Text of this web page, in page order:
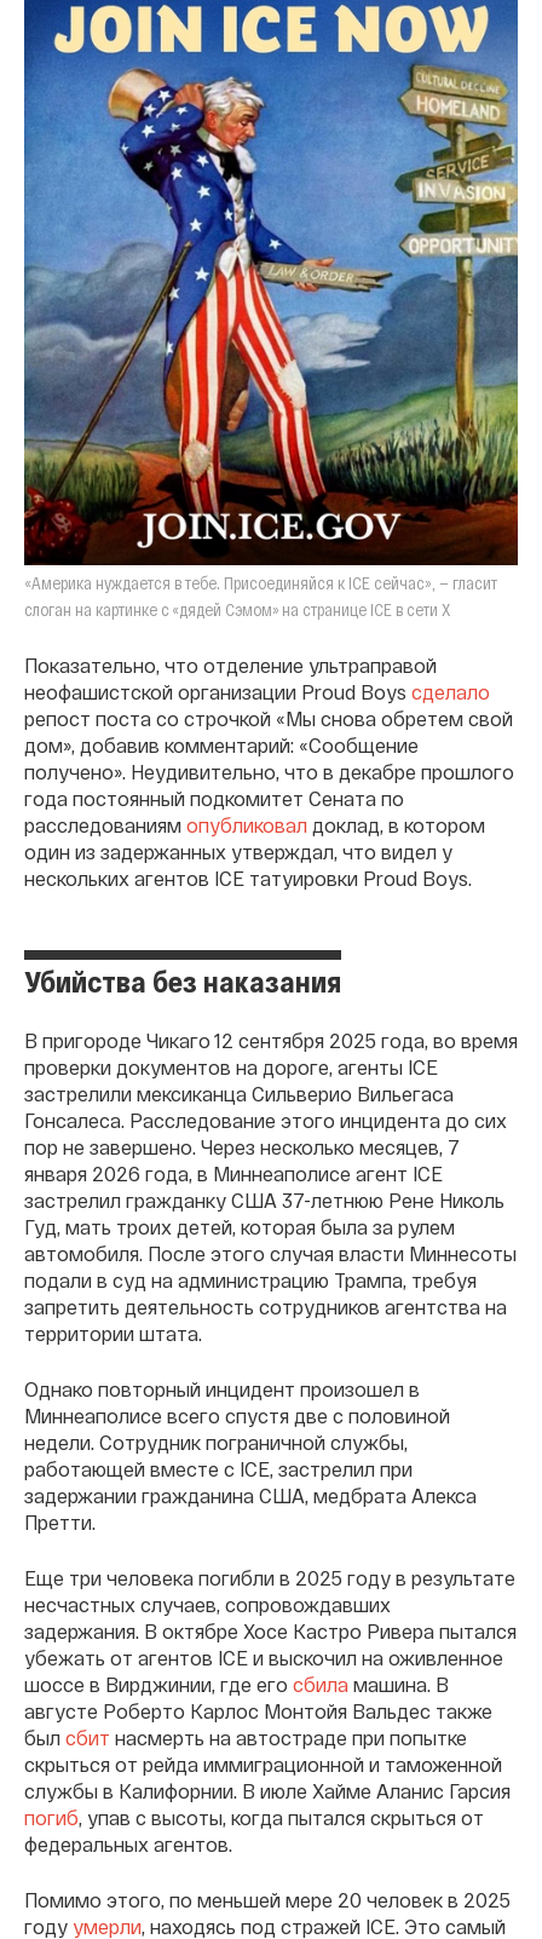
«Америка нуждается в тебе. Присоединяйся к ICE сейчас», — гласит
слоган на картинке с «дядей Сэмом» на странице ICE в сети Х
Показательно, что отделение ультраправой
неофашистской организации Proud Boys сделало
репост поста со строчкой «Мы снова обретем свой
дом», добавив комментарий: «Сообщение
получено». Неудивительно, что в декабре прошлого
года постоянный подкомитет Сената по
расследованиям опубликовал доклад, в котором
один из задержанных утверждал, что видел у
нескольких агентов ICE татуировки Proud Boys.
Убийства без наказания
В пригороде Чикаго 12 сентября 2025 года, во время
проверки документов на дороге, агенты ICE
застрелили мексиканца Сильверио Вильегаса
Гонсалеса. Расследование этого инцидента до сих
пор не завершено. Через несколько месяцев, 7
января 2026 года, в Миннеаполисе агент ICE
застрелил гражданку США 37-летнюю Рене Николь
Гуд, мать троих детей, которая была за рулем
автомобиля. После этого случая власти Миннесоты
подали в суд на администрацию Трампа, требуя
запретить деятельность сотрудников агентства на
территории штата.
Однако повторный инцидент произошел в
Миннеаполисе всего спустя две с половиной
недели. Сотрудник пограничной службы,
работающей вместе с ICE, застрелил при
задержании гражданина США, медбрата Алекса
Претти.
Еще три человека погибли в 2025 году в результате
несчастных случаев, сопровождавших
задержания. В октябре Хосе Кастро Ривера пытался
убежать от агентов ICE и выскочил на оживленное
шоссе в Вирджинии, где его сбила машина. В
августе Роберто Карлос Монтойя Вальдес также
был cбит насмерть на автостраде при попытке
скрыться от рейда иммиграционной и таможенной
службы в Калифорнии. В июле Хайме Аланис Гарсия
погиб , упав с высоты, когда пытался скрыться от
федеральных агентов.
Помимо этого, по меньшей мере 20 человек в 2025
году умерли , находясь под стражей ICE. Это самый